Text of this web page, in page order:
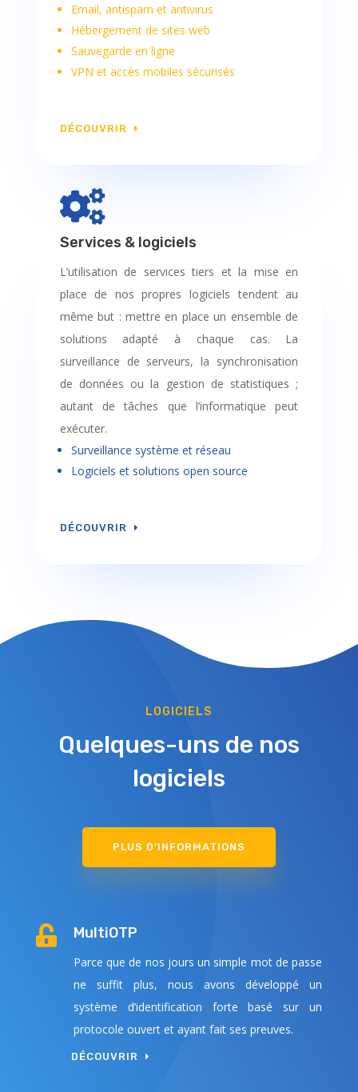
Email, antispam et antivirus
Hébergement de sites web
Sauvegarde en ligne
VPN et accès mobiles sécurisés
DÉCOUVRIR

Services & logiciels
L’utilisation de services tiers et la mise en
place de nos propres logiciels tendent au
même but : mettre en place un ensemble de
solutions adapté à chaque cas. La
surveillance de serveurs, la synchronisation
de données ou la gestion de statistiques ;
autant de tâches que l’informatique peut
exécuter.
Surveillance système et réseau
Logiciels et solutions open source
DÉCOUVRIR
LOGICIELS
Quelques-uns de nos
logiciels
PLUS D'INFORMATIONS
 MultiOTP
Parce que de nos jours un simple mot de passe
ne suffit plus, nous avons développé un
système d’identification forte basé sur un
protocole ouvert et ayant fait ses preuves.
DÉCOUVRIR